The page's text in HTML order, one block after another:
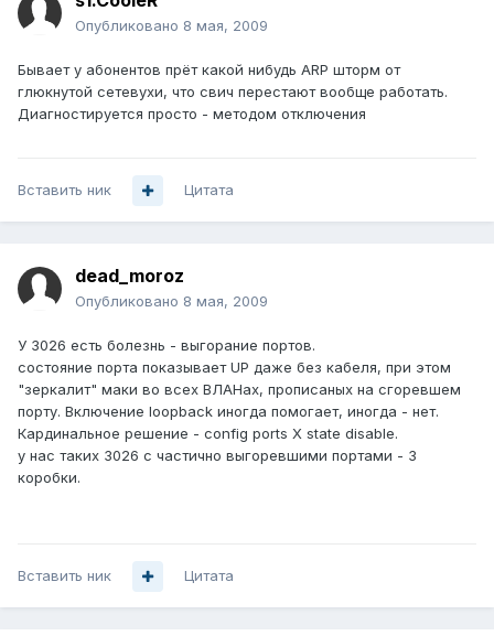
Опубликовано 8 мая, 2009
Бывает у абонентов прёт какой нибудь ARP шторм от
глюкнутой сетевухи, что свич перестают вообще работать.
Диагностируется просто - методом отключения
Вставить ник Цитата
dead_moroz
Опубликовано 8 мая, 2009
У 3026 есть болезнь - выгорание портов.
состояние порта показывает UP даже без кабеля, при этом
"зеркалит" маки во всех ВЛАНах, прописаных на сгоревшем
порту. Включение loopback иногда помогает, иногда - нет.
Кардинальное решение - config ports Х state disable.
у нас таких 3026 с частично выгоревшими портами - 3
коробки.
Вставить ник Цитата